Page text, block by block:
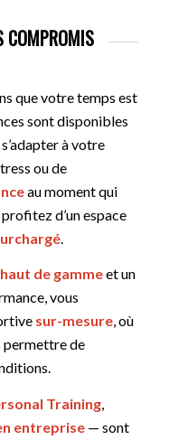
COMPROMIS
que votre temps est
sont disponibles
à votre
ou de
au moment qui
d’un espace
.
haut de gammeet un
vous
sur-mesure, où
permettre de
Training,
entreprise— sont